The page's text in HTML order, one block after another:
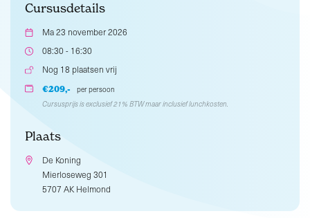
Cursusdetails
Ma 23 november 2026
08:30 - 16:30
Nog 18 plaatsen vrij
€209,-
per persoon
Cursusprijs is exclusief 21% BTW maar inclusief lunchkosten.
Plaats
De Koning
Mierloseweg 301
5707 AK Helmond